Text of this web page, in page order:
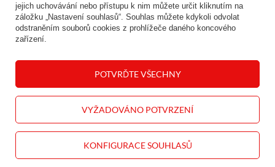
INFORMACE
NÁPOVĚDA
KONTAKT
jejich uchovávání nebo přístupu k nim můžete určit kliknutím na
záložku „Nastavení souhlasů“. Souhlas můžete kdykoli odvolat
odstraněním souborů cookies z prohlížeče daného koncového
zařízení.
VYŽADOVÁNO POTVRZENÍ
KONFIGURACE SOUHLASŮ
POTVRĎTE VŠECHNY